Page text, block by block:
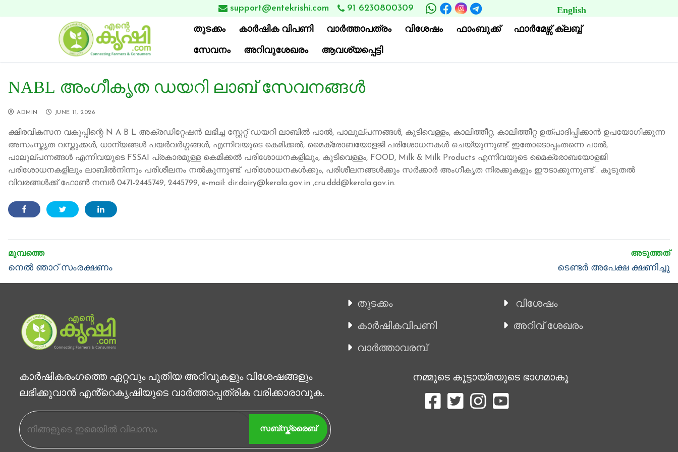
to
 support@entekrishi.com 91 6230800309
തുടക്കം കാര്‍ഷിക വിപണി വാ‍ർത്താപത്രം വിശേഷം ഫാംബുക്ക് ഫാര്‍മേഴ്സ് ക്ലബ്ബ്
സേവനം അറിവുശേഖരം ആവശ്യപ്പെട്ടി
English
NABL അംഗീകൃത ഡയറി ലാബ് സേവനങ്ങൾ
ADMIN JUNE 11, 2026
ക്ഷീരവികസന വകുപ്പിന്റെ N A B L അക്രഡിറ്റേഷൻ ലഭിച്ച സ്റ്റേറ്റ് ഡയറി ലാബിൽ പാൽ, പാലുല്പന്നങ്ങൾ, കുടിവെള്ളം, കാലിത്തീറ്റ, കാലിത്തീറ്റ ഉത്പാദിപ്പിക്കാൻ ഉപയോഗിക്കുന്ന
അസംസ്കൃത വസ്തുക്കൾ, ധാന്യങ്ങൾ പയർവർഗ്ഗങ്ങൾ, എന്നിവയുടെ കെമിക്കൽ, മൈക്രോബയോളജി പരിശോധനകൾ ചെയ്യുന്നുണ്ട്. ഇതോടൊപ്പംതന്നെ പാൽ,
പാലുല്പന്നങ്ങൾ എന്നിവയുടെ FSSAI പ്രകാരമുള്ള കെമിക്കൽ പരിശോധനകളിലും, കുടിവെള്ളം, FOOD, Milk & Milk Products എന്നിവയുടെ മൈക്രോബയോളജി
പരിശോധനകളിലും ലാബിൽനിന്നും പരിശീലനം നൽകുന്നുണ്ട്. പരിശോധനകൾക്കും, പരിശീലനങ്ങൾക്കും സർക്കാർ അംഗീകൃത നിരക്കുകളും ഈടാക്കുന്നുണ്ട് . കൂടുതൽ
വിവരങ്ങൾക്ക് ഫോൺ നമ്പർ 0471-2445749, 2445799, e-mail: dir.dairy@kerala.gov.in ,cru.ddd@kerala.gov.in.
Post
navigation
Previous
നെൽ ഞാറ് സംരക്ഷണം
Next
ടെണ്ടർ അപേക്ഷ ക്ഷണിച്ചു
കാര്‍ഷികരംഗത്തെ ഏറ്റവും പുതിയ അറിവുകളും വിശേഷങ്ങളും
ലഭിക്കുവാന്‍ എൻ്റെകൃഷിയുടെ വാര്‍ത്താപ്പത്രിക വരിക്കാരാവുക.
സബ്സ്ക്രൈബ്
തുടക്കം
കാ‍ർഷികവിപണി
വാര്‍ത്താവരമ്പ്
വിശേഷം
അറിവ് ശേഖരം
നമ്മുടെ കൂട്ടായ്മയുടെ ഭാഗമാകൂ